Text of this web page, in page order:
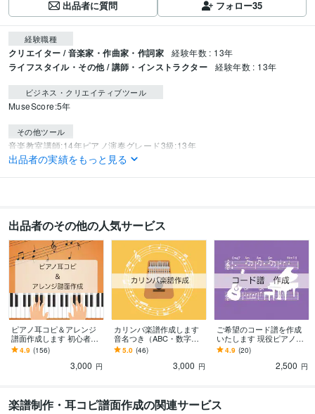
出品者に質問 フォロー35
経験職種
クリエイター / 音楽家・作曲家・作詞家 経験年数 : 13年
ライフスタイル・その他 / 講師・インストラクター 経験年数 : 13年
ビジネス・クリエイティブツール
MuseScore:5年
その他ツール
音楽教室講師:14年ピアノ演奏グレード3級:13年
エレクトーン演奏グレード4級:13年
音楽 ピアノ 楽譜 耳コピー アレンジ
出品者の実績をもっと見る
出品者のその他の人気サービス
ピアノ耳コピ＆アレンジ
譜面作成します 初心者～
上級者まで幅ひろく対
応！！
4.9 (156)
3,000 円
カリンバ楽譜作成します
音名つき（ABC・数字）
で初心者も弾ける！
5.0 (46)
3,000 円
ご希望のコード譜を作成
いたします 現役ピアノ講
師が絶対音感を活かして
コードを採譜します。
4.9 (20)
2,500 円
楽譜制作・耳コピ譜面作成の関連サービス